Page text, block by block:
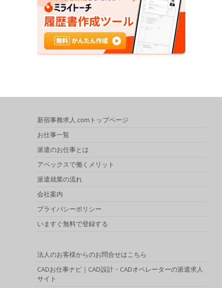
新宿事務求人.comトップページ
お仕事一覧
派遣のお仕事とは
アペックスで働くメリット
派遣就業の流れ
会社案内
プライバシーポリシー
いますぐ無料で登録する
法人のお客様からのお問合せはこちら
CADお仕事ナビ｜CAD設計・CADオペレーターの派遣求人
サイト